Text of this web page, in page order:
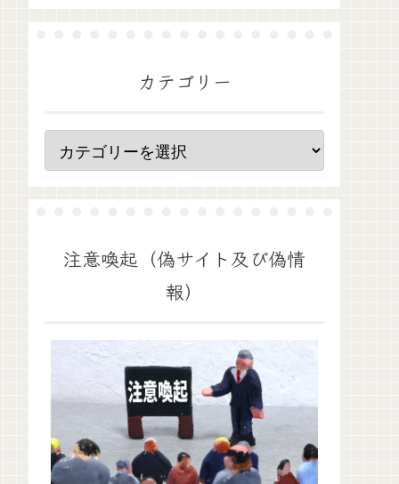
カテゴリー
注意喚起（偽サイト及び偽情
報）